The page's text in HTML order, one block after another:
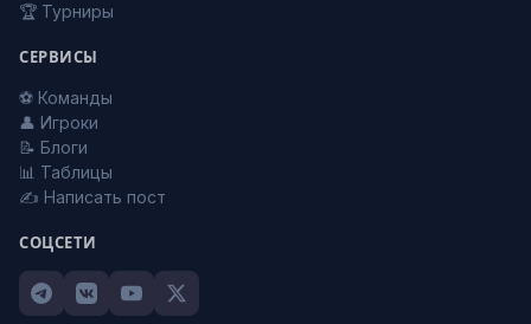
🏆 Турниры
СЕРВИСЫ
⚽ Команды
👤 Игроки
📝 Блоги
📊 Таблицы
✍️ Написать пост
СОЦСЕТИ